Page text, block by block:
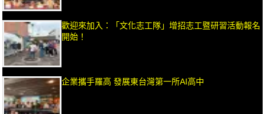
歡迎來加入：「文化志工隊」增招志工暨研習活動報名
開始！
企業攜手羅高 發展東台灣第一所AI高中